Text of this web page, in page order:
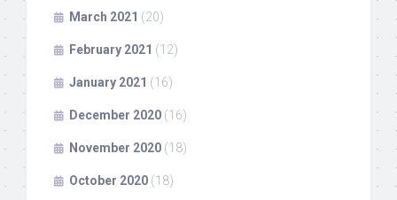
March 2021 (20)
February 2021 (12)
January 2021 (16)
December 2020 (16)
November 2020 (18)
October 2020 (18)